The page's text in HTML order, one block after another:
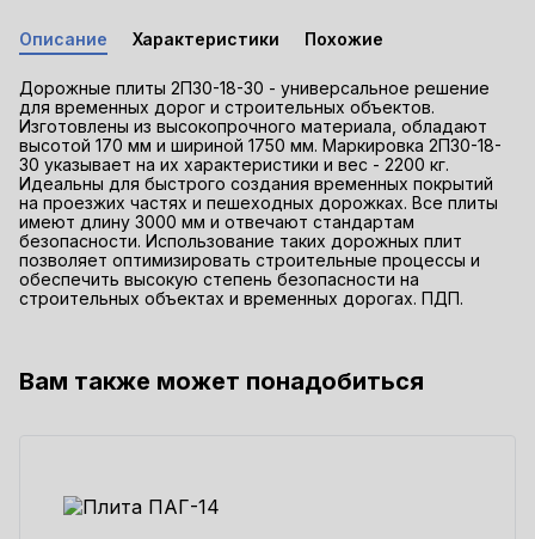
Описание Характеристики Похожие
Дорожные плиты 2П30-18-30 - универсальное решение
для временных дорог и строительных объектов.
Изготовлены из высокопрочного материала, обладают
высотой 170 мм и шириной 1750 мм. Маркировка 2П30-18-
30 указывает на их характеристики и вес - 2200 кг.
Идеальны для быстрого создания временных покрытий
на проезжих частях и пешеходных дорожках. Все плиты
имеют длину 3000 мм и отвечают стандартам
безопасности. Использование таких дорожных плит
позволяет оптимизировать строительные процессы и
обеспечить высокую степень безопасности на
строительных объектах и временных дорогах. ПДП.
Вам также может понадобиться